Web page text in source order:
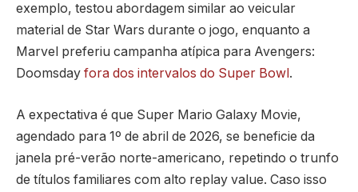
exemplo, testou abordagem similar ao veicular
material de Star Wars durante o jogo, enquanto a
Marvel preferiu campanha atípica para Avengers:
Doomsday fora dos intervalos do Super Bowl .
A expectativa é que Super Mario Galaxy Movie,
agendado para 1º de abril de 2026, se beneficie da
janela pré-verão norte-americano, repetindo o trunfo
de títulos familiares com alto replay value. Caso isso